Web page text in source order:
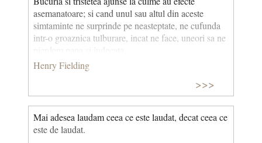
asemanatoare; si cand unul sau altul din aceste
simtaminte ne surprinde pe neasteptate, ne cufunda
intr-o groaznica tulburare, incat ne face, uneori sa ne
Henry Fielding
>>>
Mai adesea laudam ceea ce este laudat, decat ceea ce
este de laudat.